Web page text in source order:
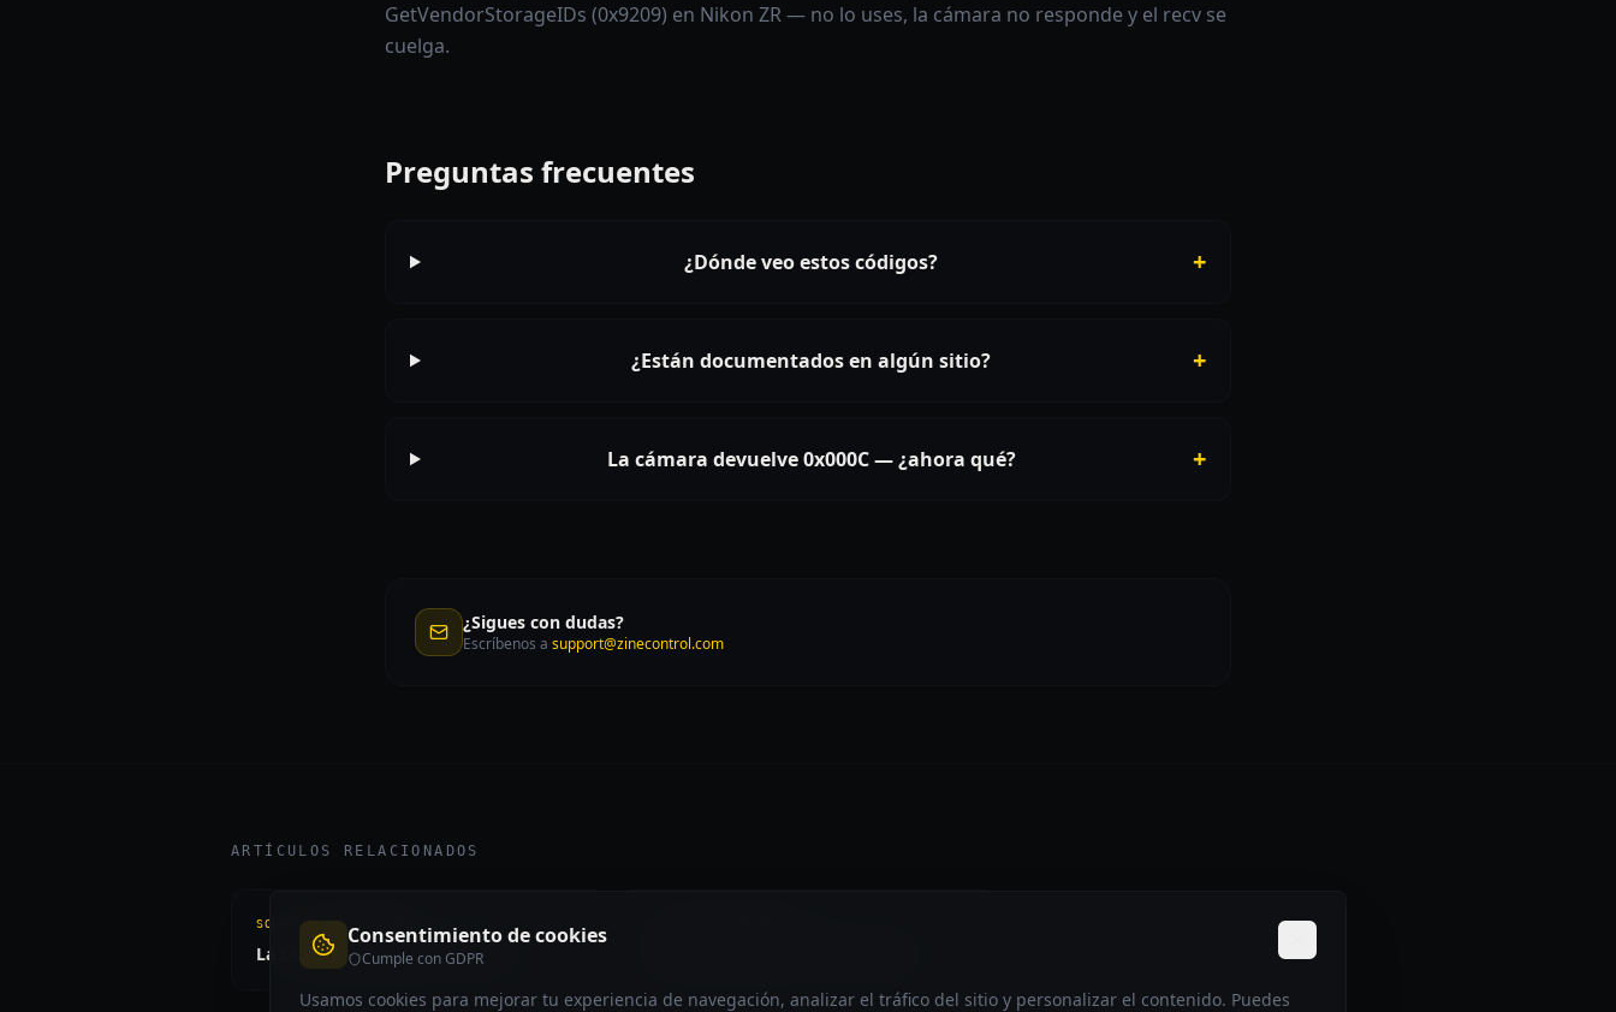
GetVendorStorageIDs (0x9209) en Nikon ZR — no lo uses, la cámara no responde y el recv se
cuelga.
Preguntas frecuentes
¿Dónde veo estos códigos? +
¿Están documentados en algún sitio? +
La cámara devuelve 0x000C — ¿ahora qué? +
¿Sigues con dudas?
Escríbenos a support@zinecontrol.com
ARTÍCULOS RELACIONADOS
SOLUCIÓN DE PROBLEMAS
La cámara no aparece en la lista
Consentimiento de cookies
Cumple con GDPR
Usamos cookies para mejorar tu experiencia de navegación, analizar el tráfico del sitio y personalizar el contenido. Puedes